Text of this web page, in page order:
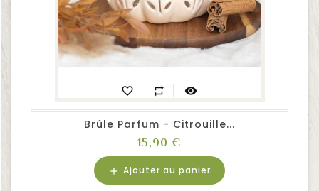
favorite_border repeat visibility
Brûle Parfum - Citrouille...
Prix
15,90 €
add Ajouter au panier